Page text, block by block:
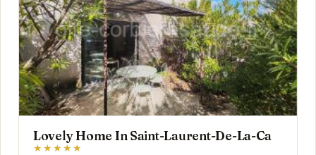
Lovely Home In Saint-Laurent-De-La-Ca
★★★★★